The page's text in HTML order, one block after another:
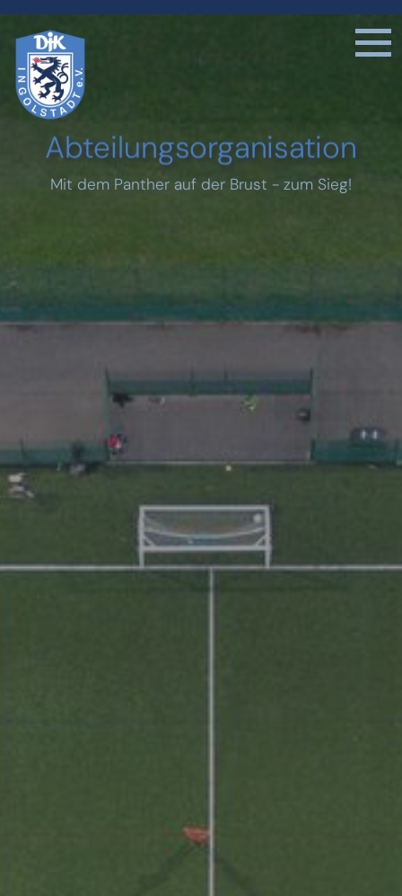
Abteilungsorganisation
Mit dem Panther auf der Brust - zum Sieg!